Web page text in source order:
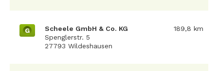
G
Scheele GmbH & Co. KG
Spenglerstr. 5
27793 Wildeshausen
189,8 km